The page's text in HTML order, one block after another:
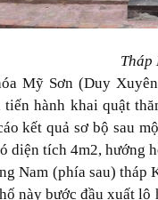
Tháp
Mỹ Sơn (Duy
hành khai quật
kết quả sơ bộ sau
diện tích 4m2, hướng
Nam (phía sau) tháp
này bước đầu xuất